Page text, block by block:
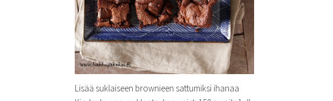
Lisää suklaiseen brownieen sattumiksi ihanaa